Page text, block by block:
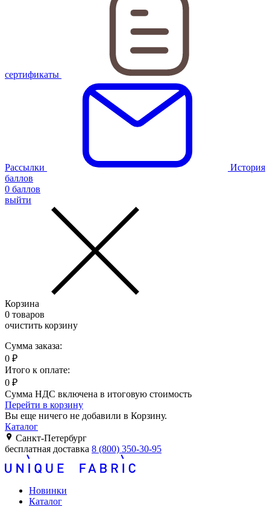
сертификаты
Рассылки
История
баллов
0 баллов
выйти
Корзина
0 товаров
очистить корзину
Сумма заказа:
0 ₽
Итого к оплате:
0 ₽
Сумма НДС включена в итоговую стоимость
Перейти в корзину
Вы еще ничего не добавили в Корзину.
Каталог
Санкт-Петербург
бесплатная доставка 8 (800) 350-30-95
Новинки
Каталог